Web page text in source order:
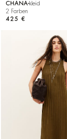
CHANA kleid
2 Farben
425 €